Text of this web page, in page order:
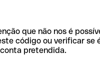
que não nos é
código ou verificar se
pretendida.